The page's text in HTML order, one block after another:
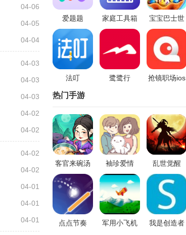
04-06
04-05
04-04
04-03
04-03
04-03
04-02
04-02
04-02
04-02
04-01
04-01
04-01
爱题题 家庭工具箱 宝宝巴士世
界appios版
法叮 鹭鹭行 抢镜职场ios
热门手游
客官来碗汤 袖珍爱情 乱世觉醒
点点节奏 军用小飞机 我是创造者